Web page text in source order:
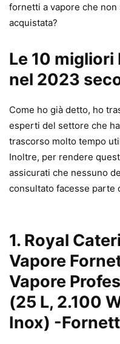
fornetti a vapore che non
acquistata?
Le 10
nel 2023
Come ho già detto, ho
esperti del settore che
trascorso molto tempo
Inoltre, per rendere
assicurati che nessuno
consultato facesse parte
1. Royal
Vapore
Vapore
(25 L, 2.100
Inox) -